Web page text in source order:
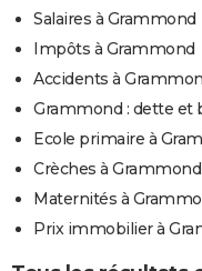
Salaires à Grammond
Impôts à Grammond
Accidents à
Grammond : dette et
Ecole primaire à
Crèches à Grammond
Maternités à
Prix immobilier à